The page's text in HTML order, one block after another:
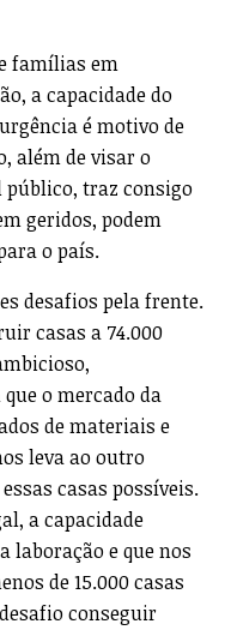
famílias em
a capacidade do
é motivo de
além de visar o
traz consigo
geridos, podem
o país.
desafios pela frente.
casas a 74.000
o mercado da
de materiais e
leva ao outro
casas possíveis.
a capacidade
laboração e que nos
de 15.000 casas
conseguir